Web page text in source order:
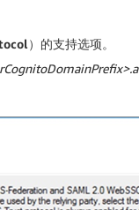
）的支持选项。